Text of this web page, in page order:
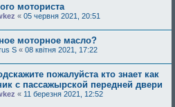
моториста
« 05 червня 2021, 20:51
моторное масло?
S « 08 квітня 2021, 17:22
пожалуйста кто знает как
с пассажырской передней двери
« 11 березня 2021, 12:52